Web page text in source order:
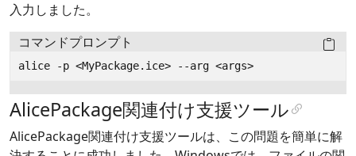
入力しました。
コマンドプロンプト
AlicePackage関連付け支援ツール
AlicePackage関連付け支援ツールは、この問題を簡単に解